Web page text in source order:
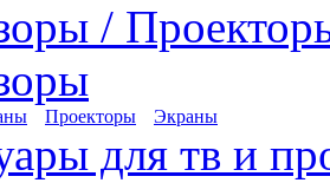
/
Проекторы Экраны
для тв и